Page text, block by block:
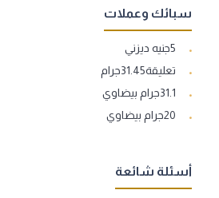
سبائك وعملات
5جنيه ديزني
تعليقة31.45جرام
31.1جرام بيضاوي
20جرام بيضاوي
أسئلة شائعة